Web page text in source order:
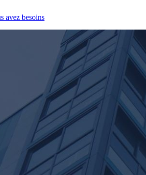
avez besoins